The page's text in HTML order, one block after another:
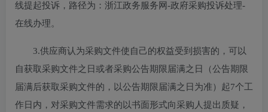
线提起投诉，路径为：浙江政务服务网-政府采购投诉处理-
在线办理。
3.供应商认为采购文件使自己的权益受到损害的，可以
自获取采购文件之日或者采购公告期限届满之日（公告期限
届满后获取采购文件的，以公告期限届满之日为准）起7个工
作日内，对采购文件需求的以书面形式向采购人提出质疑，